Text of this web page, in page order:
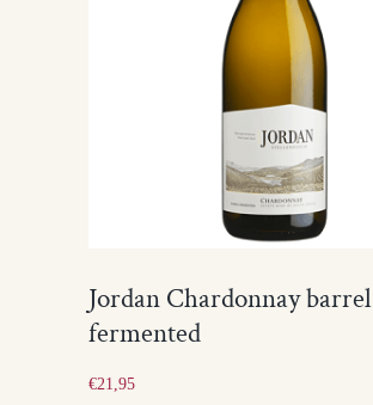
Jordan Chardonnay barrel
fermented
€21,95